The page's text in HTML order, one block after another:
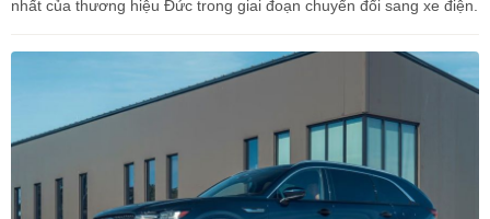
nhất của thương hiệu Đức trong giai đoạn chuyển đổi sang xe điện.